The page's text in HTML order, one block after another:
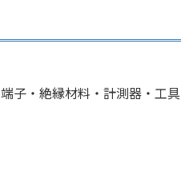
子・絶縁材料・計測器・工具